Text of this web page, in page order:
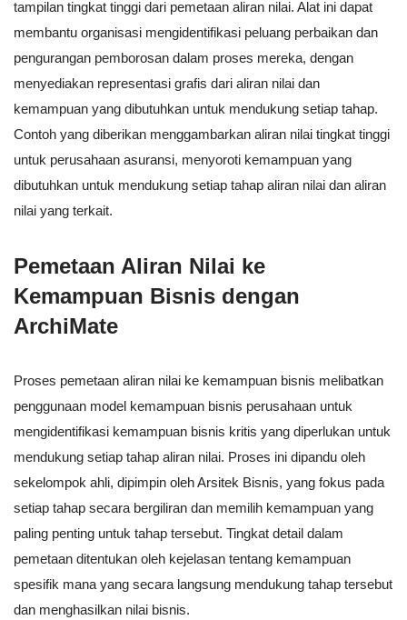
tampilan tingkat tinggi dari pemetaan aliran nilai. Alat ini dapat
membantu organisasi mengidentifikasi peluang perbaikan dan
pengurangan pemborosan dalam proses mereka, dengan
menyediakan representasi grafis dari aliran nilai dan
kemampuan yang dibutuhkan untuk mendukung setiap tahap.
Contoh yang diberikan menggambarkan aliran nilai tingkat tinggi
untuk perusahaan asuransi, menyoroti kemampuan yang
dibutuhkan untuk mendukung setiap tahap aliran nilai dan aliran
nilai yang terkait.
Pemetaan Aliran Nilai ke
Kemampuan Bisnis dengan
ArchiMate
Proses pemetaan aliran nilai ke kemampuan bisnis melibatkan
penggunaan model kemampuan bisnis perusahaan untuk
mengidentifikasi kemampuan bisnis kritis yang diperlukan untuk
mendukung setiap tahap aliran nilai. Proses ini dipandu oleh
sekelompok ahli, dipimpin oleh Arsitek Bisnis, yang fokus pada
setiap tahap secara bergiliran dan memilih kemampuan yang
paling penting untuk tahap tersebut. Tingkat detail dalam
pemetaan ditentukan oleh kejelasan tentang kemampuan
spesifik mana yang secara langsung mendukung tahap tersebut
dan menghasilkan nilai bisnis.